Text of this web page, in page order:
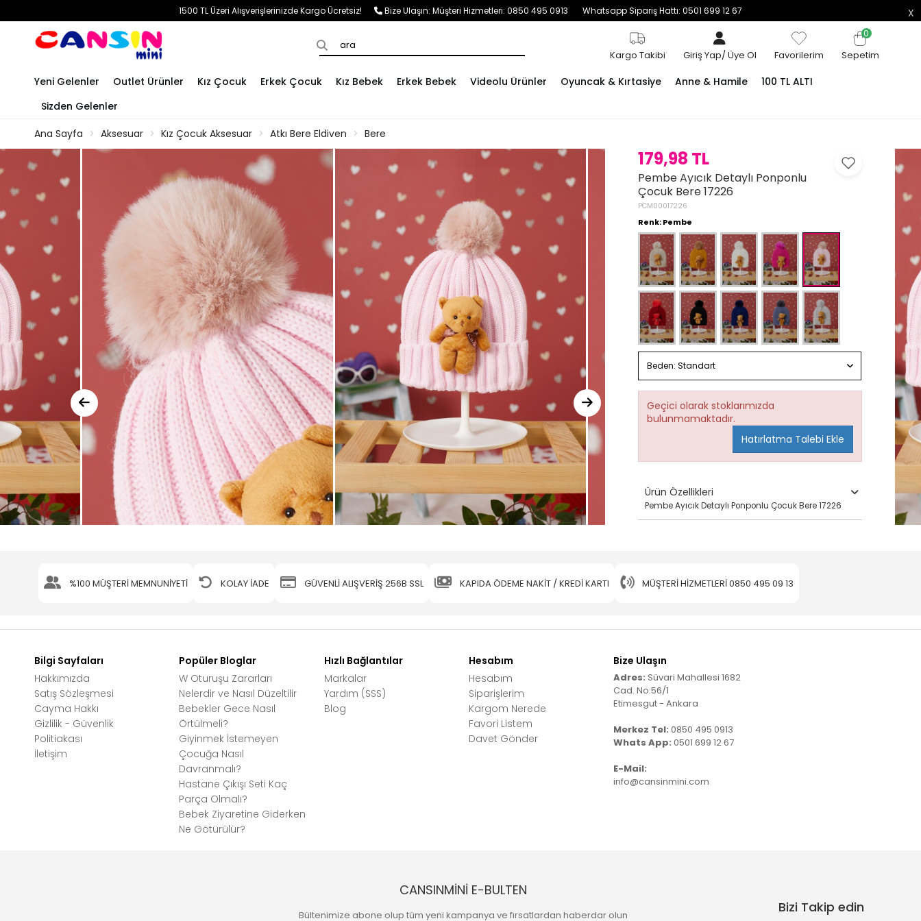
1500 TL Üzeri Alışverişlerinizde Kargo Ücretsiz! Bize Ulaşın: Müşteri Hizmetleri: 0850 495 0913 Whatsapp Sipariş Hattı: 0501 699 12 67
Kargo Takibi Giriş Yap/Üye Ol Favorilerim
0
Sepetim
Yeni Gelenler Outlet Ürünler Kız Çocuk Erkek Çocuk Kız Bebek Erkek Bebek Videolu Ürünler Oyuncak & Kırtasiye Anne & Hamile
100 TL ALTI
Sizden Gelenler
Ana Sayfa
Aksesuar Kız Çocuk Aksesuar Atkı Bere Eldiven Bere
179,98 TL
Pembe Ayıcık Detaylı Ponponlu
Çocuk Bere 17226
PCM00017226
Renk: Pembe
Beden:Standart
Geçici olarak stoklarımızda
bulunmamaktadır.
Hatırlatma Talebi Ekle
Ürün Özellikleri
Pembe Ayıcık Detaylı Ponponlu Çocuk Bere 17226
%100 MÜŞTERİ MEMNUNİYETİ KOLAY İADE GÜVENLİ ALIŞVERİŞ 256B SSL KAPIDA ÖDEME NAKİT / KREDİ KARTI MÜŞTERI HIZMETLERI0850 495 09 13
Bilgi Sayfaları
Hakkımızda
Satış Sözleşmesi
Cayma Hakkı
Gizlilik - Güvenlik
Politiakası
İletişim
Popüler Bloglar
W Oturuşu Zararları
Nelerdir ve Nasıl Düzeltilir
Bebekler Gece Nasıl
Örtülmeli?
Giyinmek İstemeyen
Çocuğa Nasıl
Davranmalı?
Hastane Çıkışı Seti Kaç
Parça Olmalı?
Bebek Ziyaretine Giderken
Ne Götürülür?
Hızlı Bağlantılar
Markalar
Yardım (SSS)
Blog
Hesabım
Hesabım
Siparişlerim
Kargom Nerede
Favori Listem
Davet Gönder
Bize Ulaşın
Adres: Süvari Mahallesi 1682
Cad. No:56/1
Etimesgut - Ankara
Merkez Tel: 0850 495 0913
Whats App: 0501 699 12 67
E-Mail:
info@cansinmini.com
CANSINMİNİ E-BULTEN
Bültenimize abone olup tüm yeni kampanya ve fırsatlardan haberdar olun Bizi Takip edin